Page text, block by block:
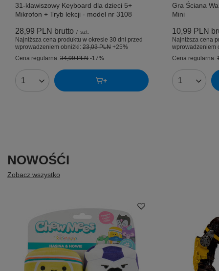
31-klawiszowy Keyboard dla dzieci 5+
Mikrofon + Tryb lekcji - model nr 3108
28,99 PLN brutto / szt.
Najniższa cena produktu w okresie 30 dni przed
wprowadzeniem obniżki: 23,03 PLN +25%
Cena regularna: 34,99 PLN -17%
Ilość produktów
Gra Ściana
Mini
10,99 PLN
Najniższa cena
wprowadzeniem
Cena regularna:
Ilość
NOWOŚĆI
Zobacz wszystko